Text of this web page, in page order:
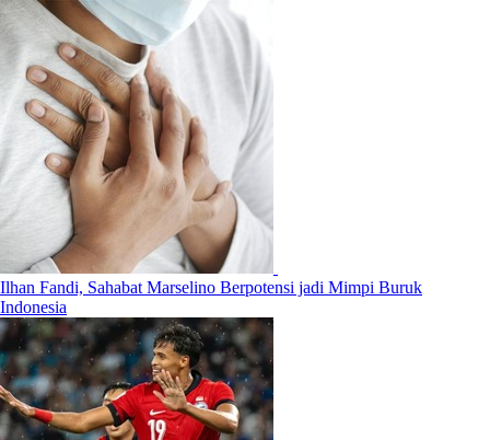
Ilhan Fandi, Sahabat Marselino Berpotensi jadi Mimpi Buruk
Indonesia